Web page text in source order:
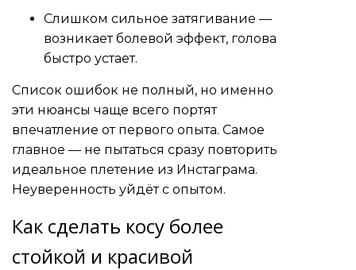
Слишком сильное затягивание —
возникает болевой эффект, голова
быстро устает.
Список ошибок не полный, но именно
эти нюансы чаще всего портят
впечатление от первого опыта. Самое
главное — не пытаться сразу повторить
идеальное плетение из Инстаграма.
Неуверенность уйдёт с опытом.
Как сделать косу более
стойкой и красивой